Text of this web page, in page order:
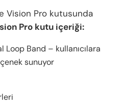
Vision Pro kutusunda
Pro kutu içeriği:
Loop Band – kullanıcılara
sunuyor